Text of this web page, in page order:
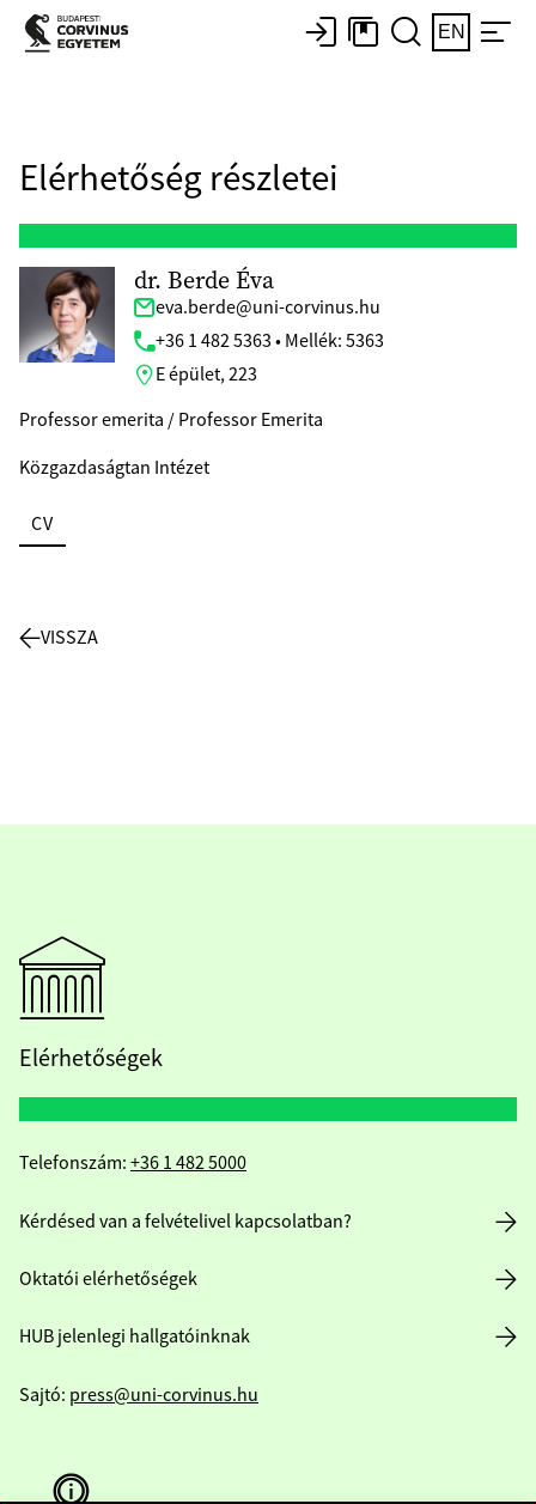
EN
Elérhetőség részletei
dr. Berde Éva
eva.berde@uni-corvinus.hu
+36 1 482 5363 • Mellék: 5363
E épület, 223
Professor emerita / Professor Emerita
Közgazdaságtan Intézet
CV
VISSZA
Elérhetőségek
Telefonszám: +36 1 482 5000
Kérdésed van a felvételivel kapcsolatban?
Oktatói elérhetőségek
HUB jelenlegi hallgatóinknak
Sajtó: press@uni-corvinus.hu